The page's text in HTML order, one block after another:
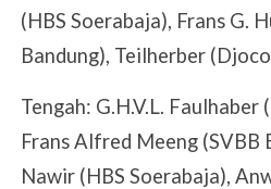
(HBS Soerabaja), Frans G.
Bandung), Teilherber
Tengah: G.H.V.L.
Frans Alfred Meeng (SVBB
Nawir (HBS Soerabaja),